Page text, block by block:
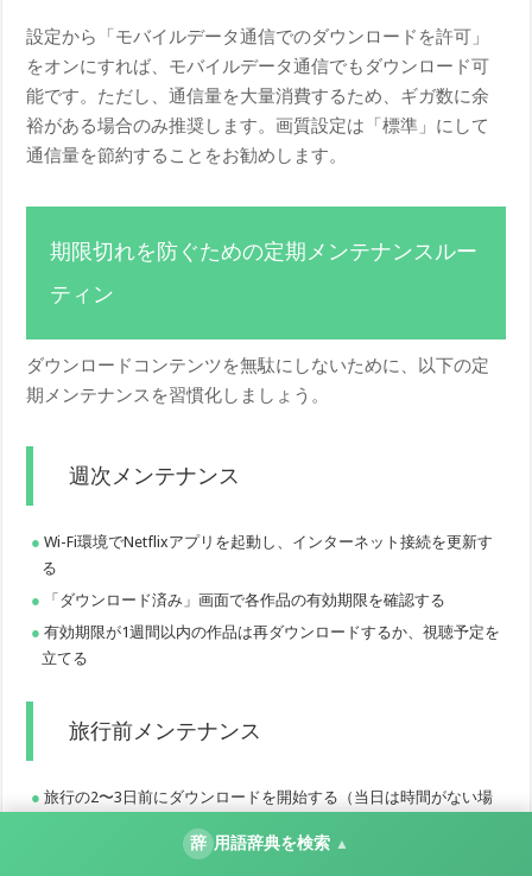
設定から「モバイルデータ通信でのダウンロードを許可」
をオンにすれば、モバイルデータ通信でもダウンロード可
能です。ただし、通信量を大量消費するため、ギガ数に余
裕がある場合のみ推奨します。画質設定は「標準」にして
通信量を節約することをお勧めします。
期限切れを防ぐための定期メンテナンスルー
ティン
ダウンロードコンテンツを無駄にしないために、以下の定
期メンテナンスを習慣化しましょう。
週次メンテナンス
Wi-Fi環境でNetflixアプリを起動し、インターネット接続を更新す
る
「ダウンロード済み」画面で各作品の有効期限を確認する
有効期限が1週間以内の作品は再ダウンロードするか、視聴予定を
立てる
旅行前メンテナンス
旅行の2〜3日前にダウンロードを開始する（当日は時間がない場
ダウンロード後、一度Wi-Fiに接続して有効期限を最新化する
辞 用語辞典を検索 ▲